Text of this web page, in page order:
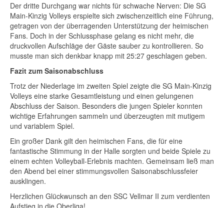
Der dritte Durchgang war nichts für schwache Nerven: Die SG
Main-Kinzig Volleys erspielte sich zwischenzeitlich eine Führung,
getragen von der überragenden Unterstützung der heimischen
Fans. Doch in der Schlussphase gelang es nicht mehr, die
druckvollen Aufschläge der Gäste sauber zu kontrollieren. So
musste man sich denkbar knapp mit 25:27 geschlagen geben.
Fazit zum Saisonabschluss
Trotz der Niederlage im zweiten Spiel zeigte die SG Main-Kinzig
Volleys eine starke Gesamtleistung und einen gelungenen
Abschluss der Saison. Besonders die jungen Spieler konnten
wichtige Erfahrungen sammeln und überzeugten mit mutigem
und variablem Spiel.
Ein großer Dank gilt den heimischen Fans, die für eine
fantastische Stimmung in der Halle sorgten und beide Spiele zu
einem echten Volleyball-Erlebnis machten. Gemeinsam ließ man
den Abend bei einer stimmungsvollen Saisonabschlussfeier
ausklingen.
Herzlichen Glückwunsch an den SSC Vellmar II zum verdienten
Aufstieg in die Oberliga!